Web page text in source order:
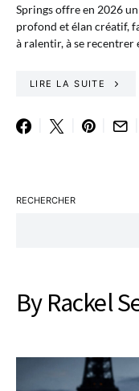
Springs offre en 2026
profond et élan créatif,
à ralentir, à se recentrer
LIRE LA SUITE
RECHERCHER
By Rackel